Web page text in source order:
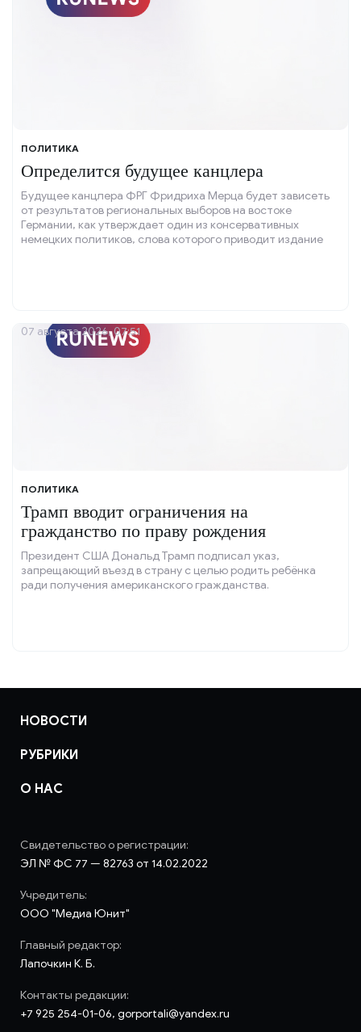
ПОЛИТИКА
Определится будущее канцлера
Будущее канцлера ФРГ Фридриха Мерца будет зависеть
от результатов региональных выборов на востоке
Германии, как утверждает один из консервативных
немецких политиков, слова которого приводит издание
ПОЛИТИКА
Трамп вводит ограничения на
гражданство по праву рождения
Президент США Дональд Трамп подписал указ,
запрещающий въезд в страну с целью родить ребёнка
ради получения американского гражданства.
07 августа 2026, 07:51
НОВОСТИ
РУБРИКИ
О НАС
Свидетельство о регистрации:
ЭЛ № ФС 77 — 82763 от 14.02.2022
Учредитель:
ООО "Медиа Юнит"
Главный редактор:
Лапочкин К. Б.
Контакты редакции:
+7 925 254-01-06, gorportali@yandex.ru